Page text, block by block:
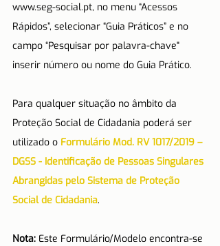
www.seg-social.pt, no menu “Acessos
Rápidos”, selecionar “Guia Práticos” e no
campo “Pesquisar por palavra-chave"
inserir número ou nome do Guia Prático.
Para qualquer situação no âmbito da
Proteção Social de Cidadania poderá ser
utilizado o Formulário Mod. RV 1017/2019 –
DGSS - Identificação de Pessoas Singulares
Abrangidas pelo Sistema de Proteção
Social de Cidadania.
Nota: Este Formulário/Modelo encontra-se